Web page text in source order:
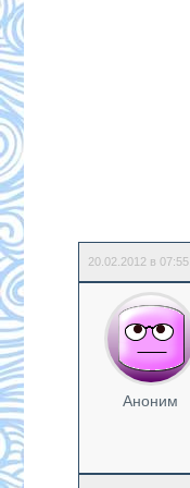
20.02.2012 в 07:55
Аноним